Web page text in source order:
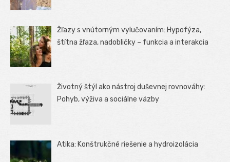
Žľazy s vnútorným vylučovaním: Hypofýza,
štítna žľaza, nadobličky – funkcia a interakcia
Životný štýl ako nástroj duševnej rovnováhy:
Pohyb, výživa a sociálne väzby
Atika: Konštrukčné riešenie a hydroizolácia